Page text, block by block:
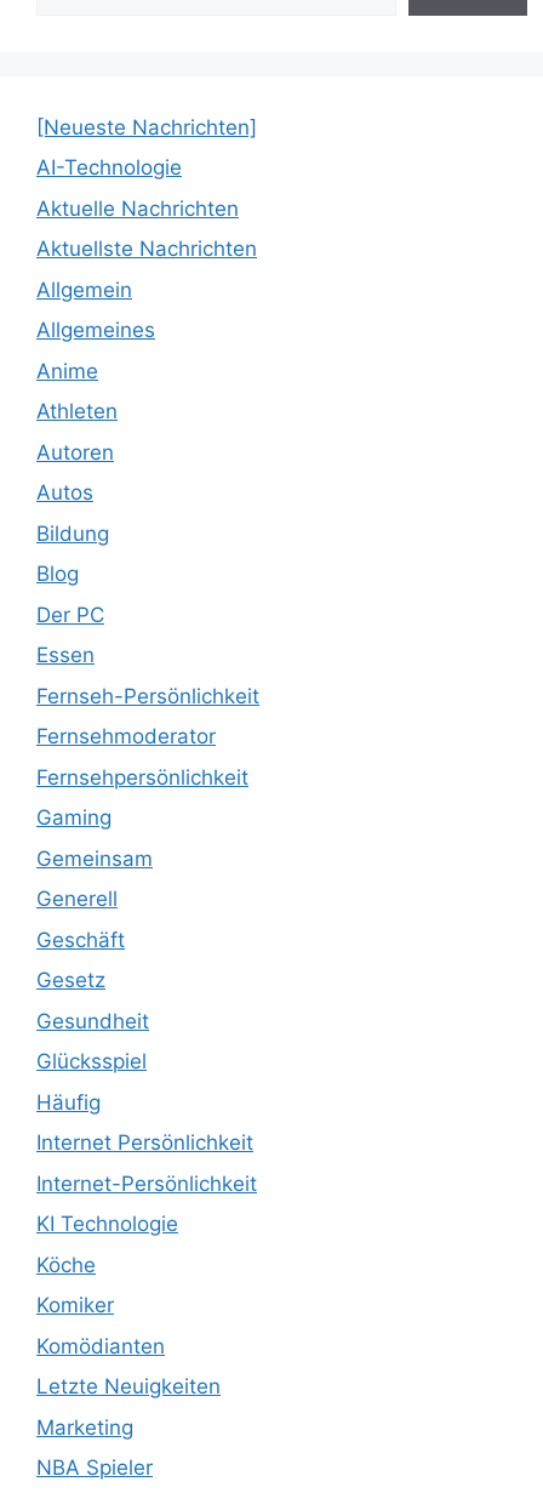
[Neueste Nachrichten]
AI-Technologie
Aktuelle Nachrichten
Aktuellste Nachrichten
Allgemein
Allgemeines
Anime
Athleten
Autoren
Autos
Bildung
Blog
Der PC
Essen
Fernseh-Persönlichkeit
Fernsehmoderator
Fernsehpersönlichkeit
Gaming
Gemeinsam
Generell
Geschäft
Gesetz
Gesundheit
Glücksspiel
Häufig
Internet Persönlichkeit
Internet-Persönlichkeit
KI Technologie
Köche
Komiker
Komödianten
Letzte Neuigkeiten
Marketing
NBA Spieler